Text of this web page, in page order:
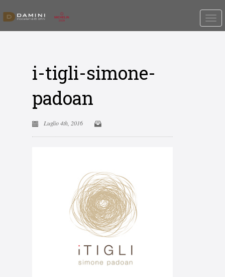
i-tigli-simone-
padoan
Luglio 4th, 2016